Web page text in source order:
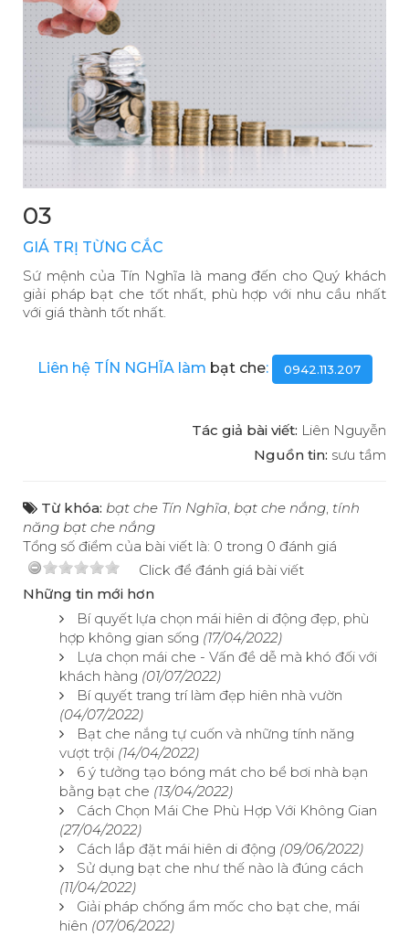
03
GIÁ TRỊ TỪNG CẮC
Sứ mệnh của Tín Nghĩa là mang đến cho Quý khách
giải pháp bạt che tốt nhất, phù hợp với nhu cầu nhất
với giá thành tốt nhất.
Liên hệ TÍN NGHĨA làm bạt che: 0942.113.207
Tác giả bài viết: Liên Nguyễn
Nguồn tin: sưu tầm
Từ khóa: bạt che Tín Nghĩa, bạt che nắng, tính
năng bạt che nắng
Tổng số điểm của bài viết là: 0 trong 0 đánh giá
Click để đánh giá bài viết
Những tin mới hơn
Bí quyết lựa chọn mái hiên di động đẹp, phù
hợp không gian sống (17/04/2022)
Lựa chọn mái che - Vấn đề dễ mà khó đối với
khách hàng (01/07/2022)
Bí quyết trang trí làm đẹp hiên nhà vườn
(04/07/2022)
Bạt che nắng tự cuốn và những tính năng
vượt trội (14/04/2022)
6 ý tưởng tạo bóng mát cho bể bơi nhà bạn
bằng bạt che (13/04/2022)
Cách Chọn Mái Che Phù Hợp Với Không Gian
(27/04/2022)
Cách lắp đặt mái hiên di động (09/06/2022)
Sử dụng bạt che như thế nào là đúng cách
(11/04/2022)
Giải pháp chống ẩm mốc cho bạt che, mái
hiên (07/06/2022)